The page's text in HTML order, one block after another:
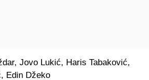
Jovo Lukić, Haris Tabaković,
Edin Džeko